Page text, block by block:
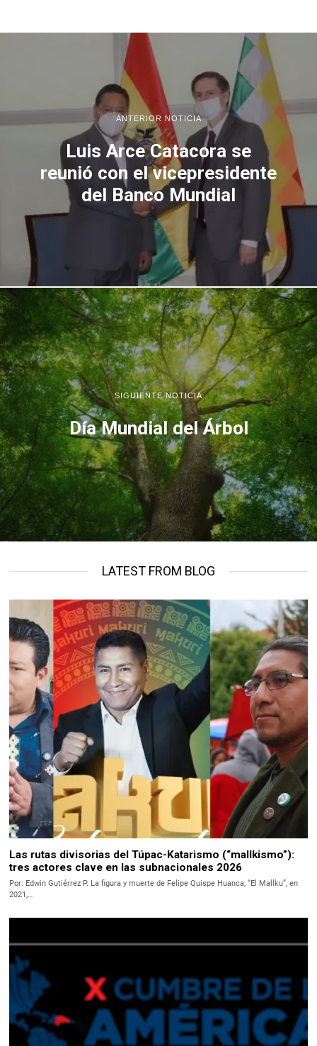
ANTERIOR NOTICIA
Luis Arce Catacora se
reunió con el vicepresidente
del Banco Mundial
SIGUIENTE NOTICIA
Día Mundial del Árbol
LATEST FROM BLOG
Las rutas divisorias del Túpac-Katarismo (“mallkismo”):
tres actores clave en las subnacionales 2026
Por: Edwin Gutiérrez P. La figura y muerte de Felipe Quispe Huanca, “El Mallku”, en
2021,…